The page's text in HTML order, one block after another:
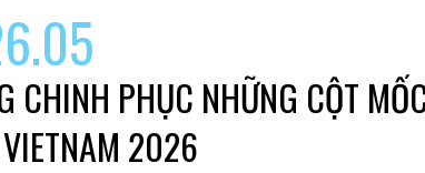
CHINH PHỤC NHỮNG CỘT
2026